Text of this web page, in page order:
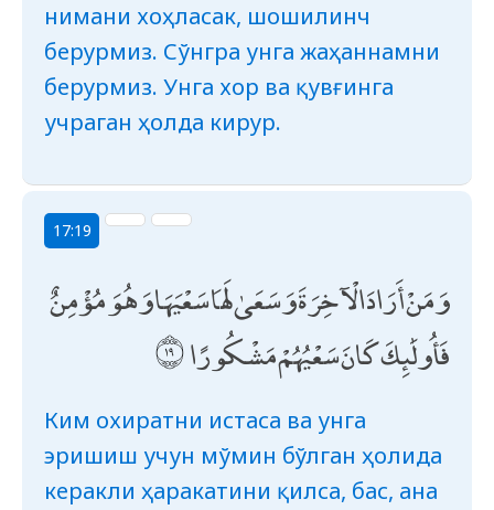
нимани хоҳласак, шошилинч
берурмиз. Сўнгра унга жаҳаннамни
берурмиз. Унга хор ва қувғинга
учраган ҳолда кирур.
17:19
وَمَنْ أَرَادَ الْآخِرَةَ وَسَعَىٰ لَهَا سَعْيَهَا وَهُوَ مُؤْمِنٌ
فَأُولَٰئِكَ كَانَ سَعْيُهُمْ مَشْكُورًا
Ким охиратни истаса ва унга
эришиш учун мўмин бўлган ҳолида
керакли ҳаракатини қилса, бас, ана